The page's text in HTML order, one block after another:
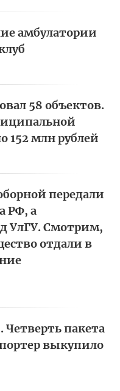
амбулатории
58 объектов.
152 млн рублей
передали
РФ, а
УлГУ. Смотрим,
отдали в
Четверть пакета
выкупило